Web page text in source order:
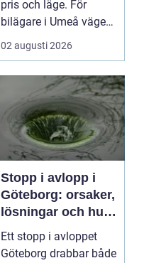
pris och läge. För
bilägare i Umeå väger
trygghet, tillgängl...
02 augusti 2026
Stopp i avlopp i
Göteborg: orsaker,
lösningar och hur
problem kan
undvikas
Ett stopp i avloppet
Göteborg drabbar både